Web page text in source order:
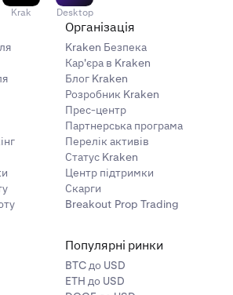
Krak Desktop
Організація
Kraken Безпека
Кар'єра в Kraken
Блог Kraken
Розробник Kraken
Прес-центр
Партнерська програма
Перелік активів
Статус Kraken
Центр підтримки
Скарги
Breakout Prop Trading
Популярні ринки
BTC до USD
ETH до USD